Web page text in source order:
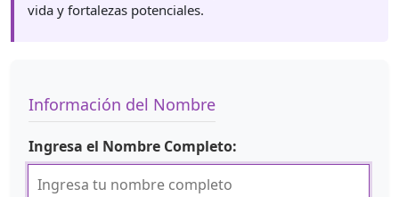
vida y fortalezas potenciales.
Información del Nombre
Ingresa el Nombre Completo: